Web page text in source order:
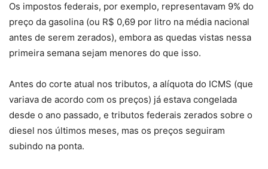
Os impostos federais, por exemplo, representavam 9% do
preço da gasolina (ou R$ 0,69 por litro na média nacional
antes de serem zerados), embora as quedas vistas nessa
primeira semana sejam menores do que isso.
Antes do corte atual nos tributos, a alíquota do ICMS (que
variava de acordo com os preços) já estava congelada
desde o ano passado, e tributos federais zerados sobre o
diesel nos últimos meses, mas os preços seguiram
subindo na ponta.